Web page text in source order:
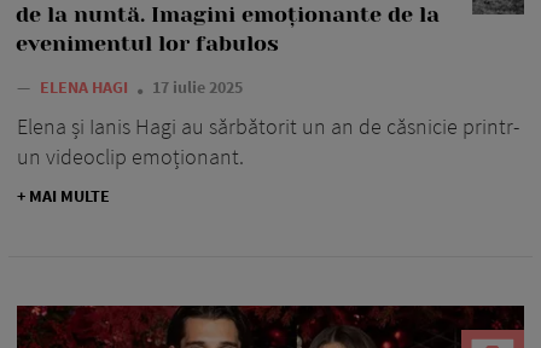
de la nuntă. Imagini emoționante de la
evenimentul lor fabulos
— ELENA HAGI 17 iulie 2025
Elena și Ianis Hagi au sărbătorit un an de căsnicie printr-
un videoclip emoționant.
+ MAI MULTE